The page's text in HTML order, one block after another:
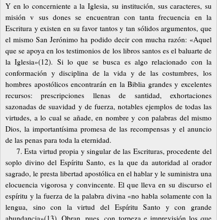
Y en lo concerniente a la Iglesia, su institución, sus caracteres, su
misión v sus dones se encuentran con tanta frecuencia en la
Escritura y existen en su favor tantos y tan sólidos argumentos, que
el mismo San Jerónimo ha podido decir con mucha razón: «Aquel
que se apoya en los testimonios de los libros santos es el baluarte de
la Iglesia»(12). Si lo que se busca es algo relacionado con la
conformación y disciplina de la vida y de las costumbres, los
hombres apostólicos encontrarán en la Biblia grandes y excelentes
recursos: prescripciones llenas de santidad, exhortaciones
sazonadas de suavidad y de fuerza, notables ejemplos de todas las
virtudes, a lo cual se añade, en nombre y con palabras del mismo
Dios, la importantísima promesa de las recompensas y el anuncio
de las penas para toda la eternidad.
7. Esta virtud propia y singular de las Escrituras, procedente del
soplo divino del Espíritu Santo, es la que da autoridad al orador
sagrado, le presta libertad apostólica en el hablar y le suministra una
elocuencia vigorosa y convincente. El que lleva en su discurso el
espíritu y la fuerza de la palabra divina «no habla solamente con la
lengua, sino con la virtud del Espíritu Santo y con grande
abundancia»(13). Obran, pues, con torpeza e imprevisión los que